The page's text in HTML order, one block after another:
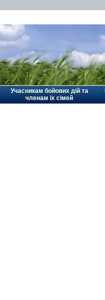
Учасникам бойових дій та
членам їх сімей